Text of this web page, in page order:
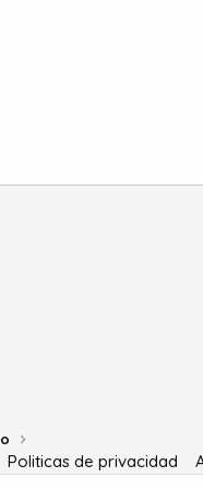
Politicas de privacidad